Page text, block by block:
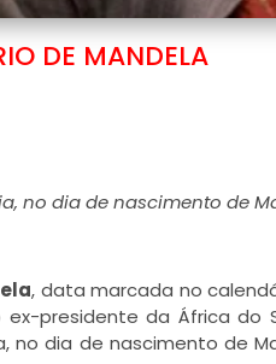
DE MANDELA
no dia de nascimento de
, data marcada no
presidente da África do
dia de nascimento de